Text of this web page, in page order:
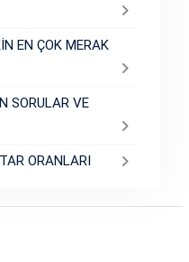
EN ÇOK MERAK
SORULAR VE
ORANLARI